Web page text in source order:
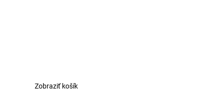
Zobraziť košík